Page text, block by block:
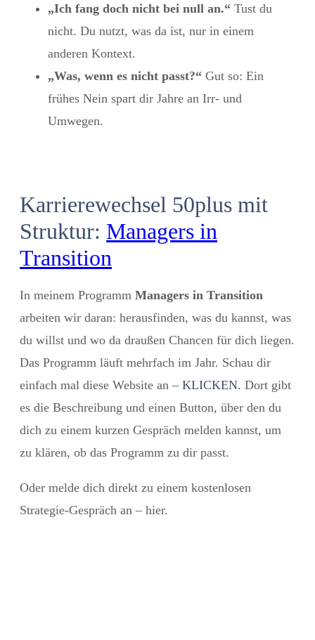
„Ich fang doch nicht bei null an.“ Tust du
nicht. Du nutzt, was da ist, nur in einem
anderen Kontext.
„Was, wenn es nicht passt?“ Gut so: Ein
frühes Nein spart dir Jahre an Irr- und
Umwegen.
Karrierewechsel 50plus mit
Struktur: Managers in
Transition
In meinem Programm Managers in Transition
arbeiten wir daran: herausfinden, was du kannst, was
du willst und wo da draußen Chancen für dich liegen.
Das Programm läuft mehrfach im Jahr. Schau dir
einfach mal diese Website an – KLICKEN. Dort gibt
es die Beschreibung und einen Button, über den du
dich zu einem kurzen Gespräch melden kannst, um
zu klären, ob das Programm zu dir passt.
Oder melde dich direkt zu einem kostenlosen
Strategie-Gespräch an – hier.